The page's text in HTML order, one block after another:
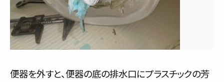
便器を外すと、便器の底の排水口にプラスチックの芳